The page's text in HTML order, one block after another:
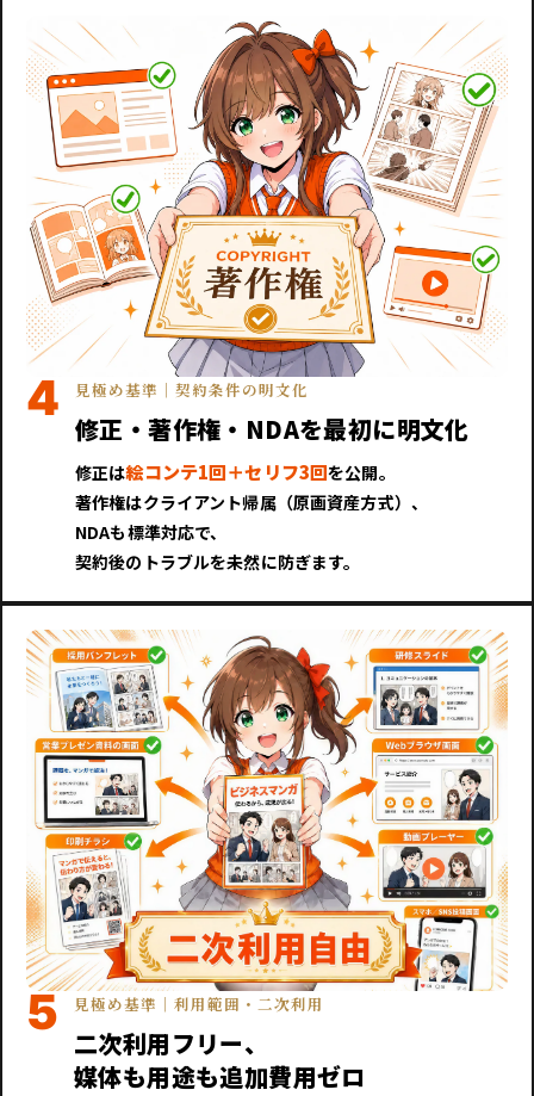
4 見極め基準｜契約条件の明文化
修正・著作権・NDAを最初に明文化
修正は絵コンテ1回＋セリフ3回を公開。
著作権はクライアント帰属（原画資産方式）、
NDAも標準対応で、
契約後のトラブルを未然に防ぎます。
5 見極め基準｜利用範囲・二次利用
二次利用フリー、
媒体も用途も追加費用ゼロ